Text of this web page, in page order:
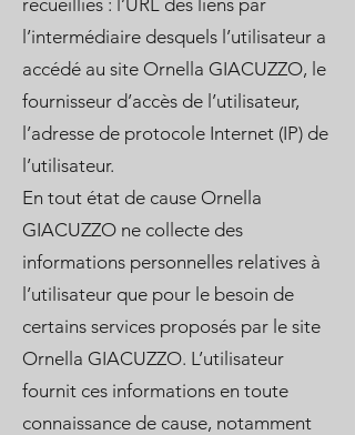
recueillies : l’URL des liens par
l’intermédiaire desquels l’utilisateur a
accédé au site Ornella GIACUZZO, le
fournisseur d’accès de l’utilisateur,
l’adresse de protocole Internet (IP) de
l’utilisateur.
En tout état de cause Ornella
GIACUZZO ne collecte des
informations personnelles relatives à
l’utilisateur que pour le besoin de
certains services proposés par le site
Ornella GIACUZZO. L’utilisateur
fournit ces informations en toute
connaissance de cause, notamment